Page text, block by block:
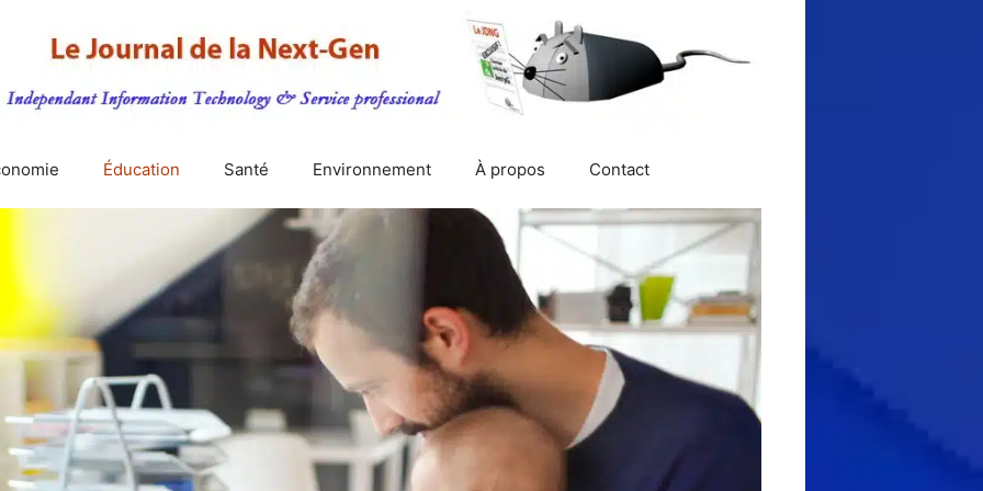
Éducation Santé Environnement À propos Contact